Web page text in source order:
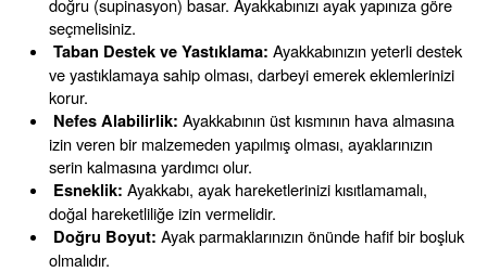
doğru (supinasyon) basar. Ayakkabınızı ayak yapınıza göre
seçmelisiniz.
Taban Destek ve Yastıklama: Ayakkabınızın yeterli destek
ve yastıklamaya sahip olması, darbeyi emerek eklemlerinizi
korur.
Nefes Alabilirlik: Ayakkabının üst kısmının hava almasına
izin veren bir malzemeden yapılmış olması, ayaklarınızın
serin kalmasına yardımcı olur.
Esneklik: Ayakkabı, ayak hareketlerinizi kısıtlamamalı,
doğal hareketliliğe izin vermelidir.
Doğru Boyut: Ayak parmaklarınızın önünde hafif bir boşluk
olmalıdır.